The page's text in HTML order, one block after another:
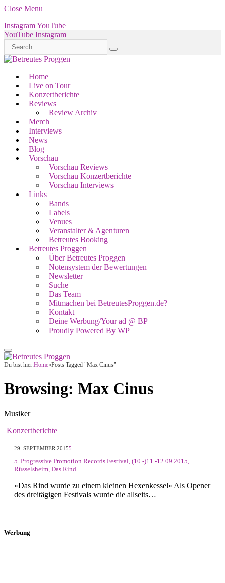
Close Menu
InstagramYouTube
YouTube Instagram
Home
Live on Tour
Konzertberichte
Reviews
Review Archiv
Merch
Interviews
News
Blog
Vorschau
Vorschau Reviews
Vorschau Konzertberichte
Vorschau Interviews
Links
Bands
Labels
Venues
Veranstalter & Agenturen
Betreutes Booking
Betreutes Proggen
Über Betreutes Proggen
Notensystem der Bewertungen
Newsletter
Suche
Das Team
Mitmachen bei BetreutesProggen.de?
Kontakt
Deine Werbung/Your ad @ BP
Proudly Powered By WP
Du bist hier:Home»Posts Tagged "Max Cinus"
Browsing: Max Cinus
Musiker
Konzertberichte
29. SEPTEMBER 20155
5. Progressive Promotion Records Festival, (10.-)11.-12.09.2015,
Rüsselsheim, Das Rind
»Das Rind wurde zu einem kleinen Hexenkessel« Als Opener
des dreitägigen Festivals wurde die allseits…
Werbung